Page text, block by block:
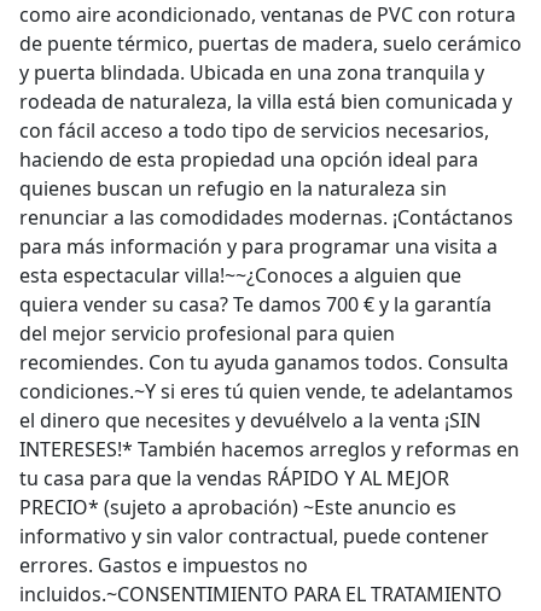
como aire acondicionado, ventanas de PVC con rotura
de puente térmico, puertas de madera, suelo cerámico
y puerta blindada. Ubicada en una zona tranquila y
rodeada de naturaleza, la villa está bien comunicada y
con fácil acceso a todo tipo de servicios necesarios,
haciendo de esta propiedad una opción ideal para
quienes buscan un refugio en la naturaleza sin
renunciar a las comodidades modernas. ¡Contáctanos
para más información y para programar una visita a
esta espectacular villa!~~¿Conoces a alguien que
quiera vender su casa? Te damos 700 € y la garantía
del mejor servicio profesional para quien
recomiendes. Con tu ayuda ganamos todos. Consulta
condiciones.~Y si eres tú quien vende, te adelantamos
el dinero que necesites y devuélvelo a la venta ¡SIN
INTERESES!* También hacemos arreglos y reformas en
tu casa para que la vendas RÁPIDO Y AL MEJOR
PRECIO* (sujeto a aprobación) ~Este anuncio es
informativo y sin valor contractual, puede contener
errores. Gastos e impuestos no
incluidos.~CONSENTIMIENTO PARA EL TRATAMIENTO